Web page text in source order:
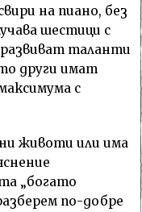
на пиано, без
шестици с
таланти
други имат
с
животи или има
„богато
по-добре